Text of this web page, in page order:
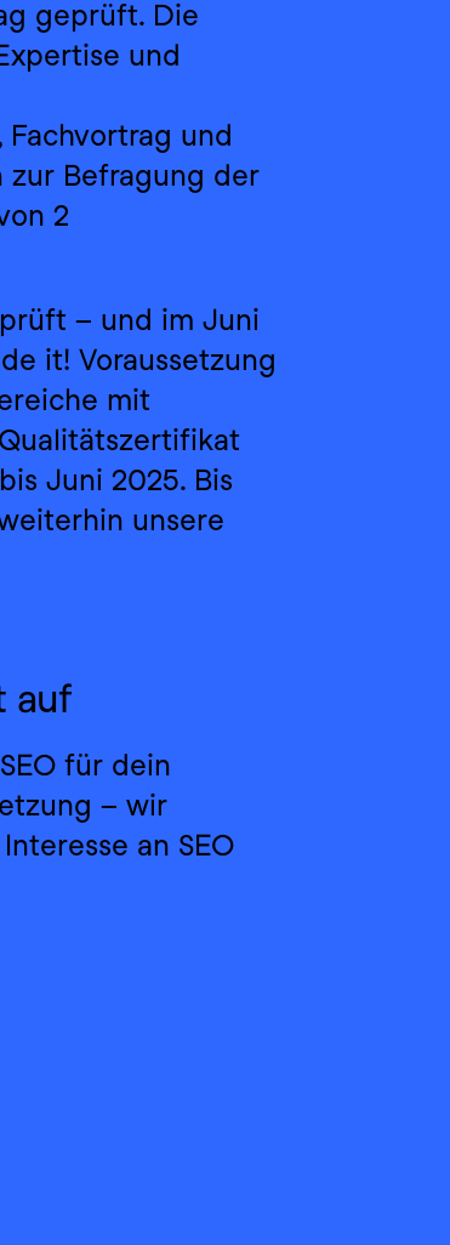
geprüft. Die
und
und
zur Befragung der
2
– und im Juni
it! Voraussetzung
mit
Juni 2025. Bis
unsere
auf
für dein
– wir
an SEO